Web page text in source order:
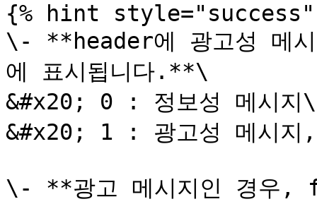
{% hint style="success"
\- **header에 광고성 메시
에 표시됩니다.**\
&#x20; 0 : 정보성 메시지\
&#x20; 1 : 광고성 메시
\- **광고 메시지인 경우,